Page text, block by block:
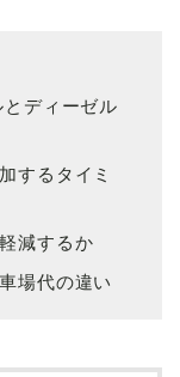
ディーゼル
するタイミ
減するか
場代の違い